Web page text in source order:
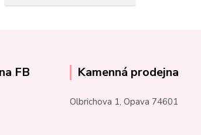
FB Kamenná prodejna
Olbrichova 1, Opava 74601